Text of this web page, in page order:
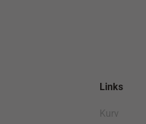
Links
Kurv